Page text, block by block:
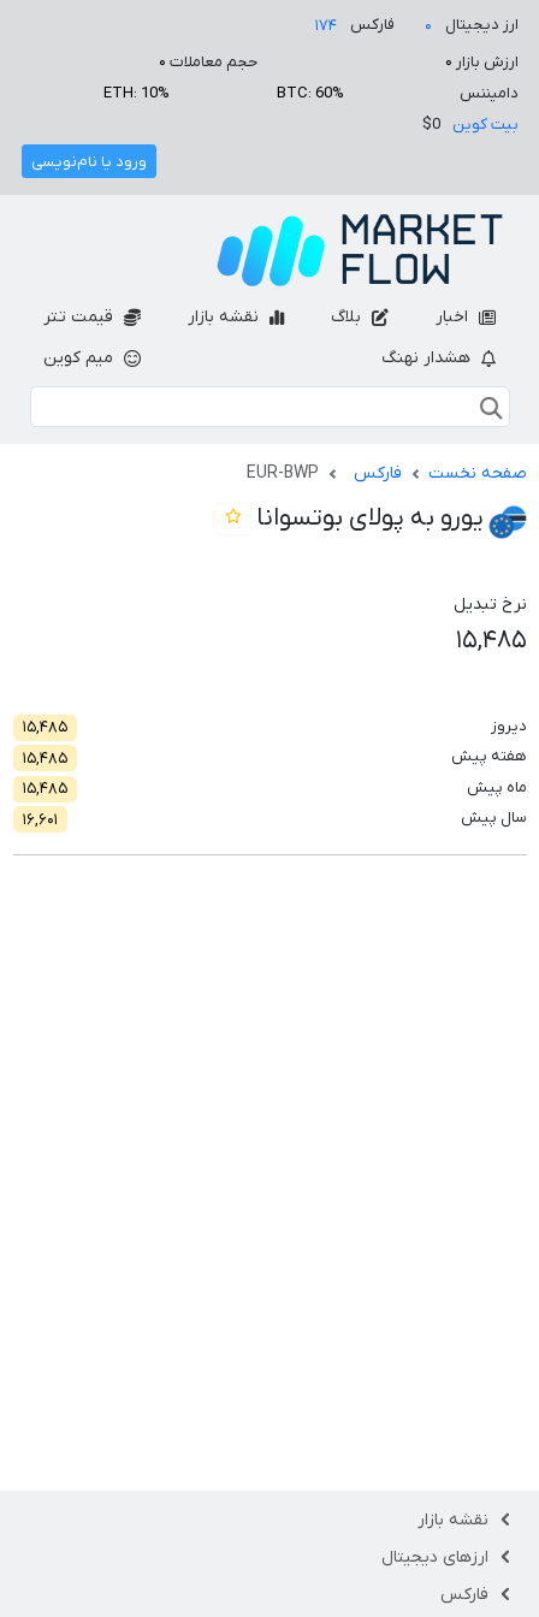
ارز دیجیتال ۰ فارکس
۱۷۴
ارزش بازار ۰ حجم معاملات ۰
دامیننس
BTC: 60%
ETH: 10%
بیت کوین
$0
ورود یا نام‌نویسی
اخبار بلاگ نقشه بازار
قیمت تتر
هشدار نهنگ
میم کوین
صفحه نخست فارکس EUR-BWP
یورو به پولای بوتسوانا
نرخ تبدیل
۱۵,۴۸۵
دیروز
۱۵,۴۸۵
هفته پیش
۱۵,۴۸۵
ماه پیش
۱۵,۴۸۵
سال پیش
۱۶,۶۰۱
نقشه بازار
ارزهای دیجیتال
فارکس